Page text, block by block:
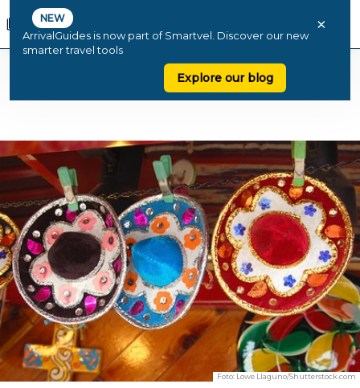
NEW
ArrivalGuides is now part of Smartvel. Discover our new
smarter travel tools
Explore our blog
×
Foto: Lowe Llaguno/Shutterstock.com